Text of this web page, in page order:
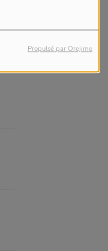
Propulsé par Orejime